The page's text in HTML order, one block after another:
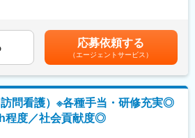
： OJT形式で、薬の種類や成分など基礎知識
： 先輩社員に同行し、仕事の流れを学びま
や「商品のご案内方法」といった実践的なス
慣れてきたら独り立ち。既存のお客様をメイ
水試験
の作成、改訂
。
など）：
160名。多くの若手（20～30代）のメンバー
え、当社規定により決定します。賃金はあく
あり、選考を通じて上下する可能性がありま
手当を含めた表記です。
応募依頼する
（エージェントサービス）
訪問看護）※各種手当・研修充実◎
程度／社会貢献度◎